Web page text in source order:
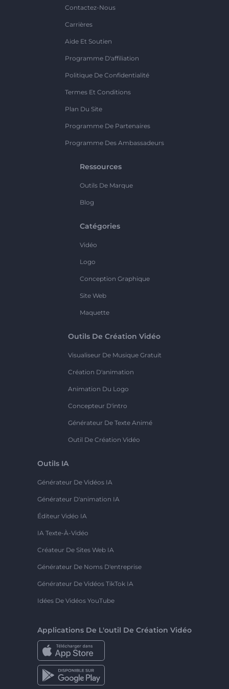
Contactez-Nous
Carrières
Aide Et Soutien
Programme D'affiliation
Politique De Confidentialité
Termes Et Conditions
Plan Du Site
Programme De Partenaires
Programme Des Ambassadeurs
Ressources
Outils De Marque
Blog
Catégories
Vidéo
Logo
Conception Graphique
Site Web
Maquette
Outils De Création Vidéo
Visualiseur De Musique Gratuit
Création D'animation
Animation Du Logo
Concepteur D'intro
Générateur De Texte Animé
Outil De Création Vidéo
Outils IA
Générateur De Vidéos IA
Générateur D'animation IA
Éditeur Vidéo IA
IA Texte-À-Vidéo
Créateur De Sites Web IA
Générateur De Noms D'entreprise
Générateur De Vidéos TikTok IA
Idées De Vidéos YouTube
Applications De L'outil De Création Vidéo